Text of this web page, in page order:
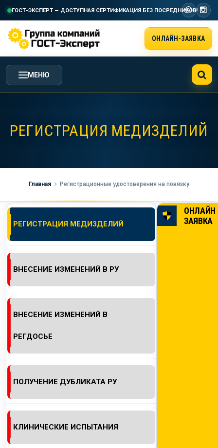
ГОСТ-ЭКСПЕРТ — ДОСТУПНАЯ СЕРТИФИКАЦИЯ БЕЗ ПОСРЕДНИКОВ!
ОНЛАЙН-ЗАЯВКА
МЕНЮ
УСЛУГИ ГК ГОСТ-ЭКСПЕРТ
СТОИМОСТЬ РАБОТ
НАША КОМПАНИЯ
КОНТАКТЫ
РЕГИСТРАЦИЯ МЕДИЗДЕЛИЙ
Главная Регистрационные удостоверения на повязку
РЕГИСТРАЦИЯ МЕДИЗДЕЛИЙ
ВНЕСЕНИЕ ИЗМЕНЕНИЙ В РУ
ВНЕСЕНИЕ ИЗМЕНЕНИЙ В
РЕГДОСЬЕ
ПОЛУЧЕНИЕ ДУБЛИКАТА РУ
КЛИНИЧЕСКИЕ ИСПЫТАНИЯ
ОНЛАЙН
ЗАЯВКА